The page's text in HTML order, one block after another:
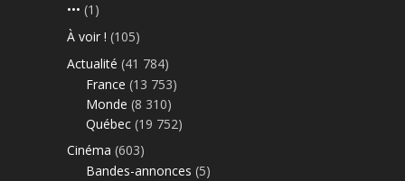
••• (1)
À voir ! (105)
Actualité (41 784)
France (13 753)
Monde (8 310)
Québec (19 752)
Cinéma (603)
Bandes-annonces (5)